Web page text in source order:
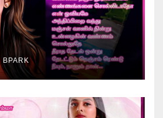
BPARK